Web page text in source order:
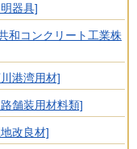
器具]
和コンクリート工業株
港湾用材]
舗装用材料類]
改良材]